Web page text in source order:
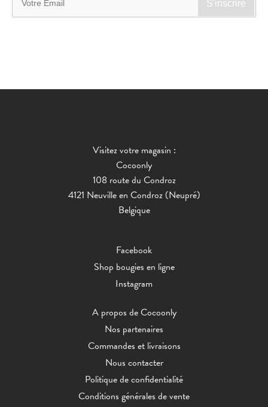
Visitez votre magasin :
Cocoonly
108 route du Condroz
4121 Neuville en Condroz (Neupré)
Belgique
Facebook
Shop bougies en ligne
Instagram
A propos de Cocoonly
Nos partenaires
Commandes et livraisons
Nous contacter
Politique de confidentialité
Conditions générales de vente